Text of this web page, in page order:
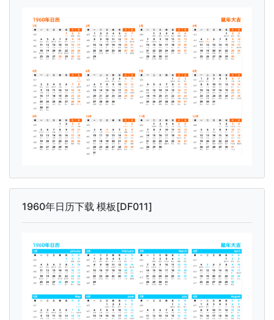
1960年日历下载 模板[DF011]